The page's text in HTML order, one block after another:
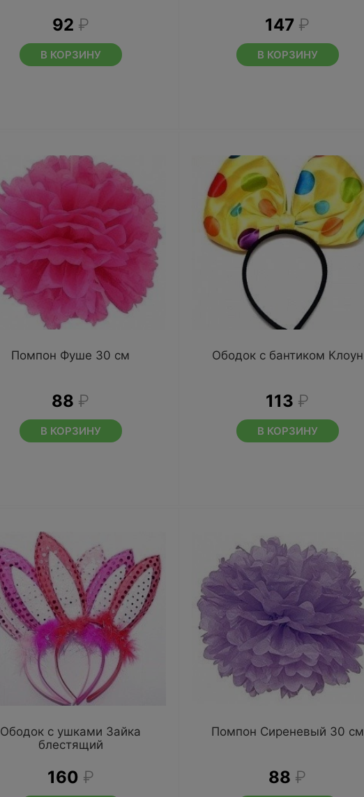
92 ₽
В КОРЗИНУ
147 ₽
В КОРЗИНУ
Помпон Фуше 30 см
88 ₽
В КОРЗИНУ
Ободок с бантиком Клоун
113 ₽
В КОРЗИНУ
Ободок с ушками Зайка
блестящий
160 ₽
Помпон Сиреневый 30 см
88 ₽